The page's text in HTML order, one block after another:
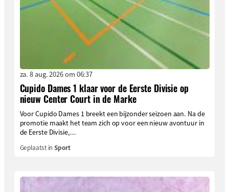
za. 8 aug. 2026 om 06:37
Cupido Dames 1 klaar voor de Eerste Divisie op
nieuw Center Court in de Marke
Voor Cupido Dames 1 breekt een bijzonder seizoen aan. Na de
promotie maakt het team zich op voor een nieuw avontuur in
de Eerste Divisie,...
Geplaatst inSport